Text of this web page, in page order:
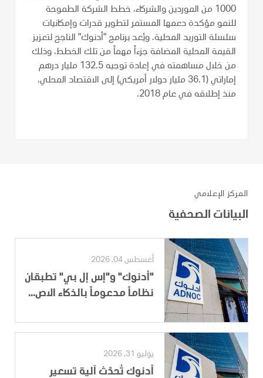
1000 من الموردين والشركاء، خطط الشركة الطموحة
للنمو مؤكدة دعمها المستمر لتطوير قدرات وإمكانيات
سلسلة التوريد المحلية. ويُعد برنامج "أدنوك" الناجح لتعزيز
القيمة المحلية المضافة جزءاً مهماً من تلك الخطط، وذلك
من خلال مساهمته في إعادة توجيه 132.5 مليار درهم
إماراتي (36.1 مليار دولار أمريكي) إلى الاقتصاد المحلي،
منذ إطلاقه في عام 2018.
المركز الإعلامي
البيانات الصحفية
أغسطس 04, 2026
"أدنوك" و"إس إل بي" تطبقان
نظاماً مدعوماً بالذكاء الاص...
يوليو 31, 2026
أدنوك تُحدّث آلية تسعير